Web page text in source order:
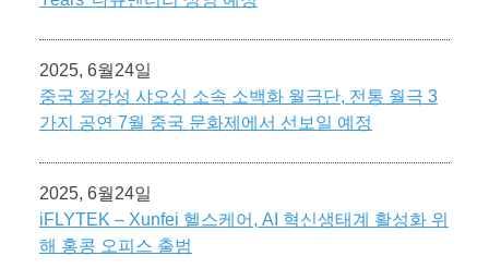
2025, 6월24일
중국 절강성 샤오싱 소속 소백화 월극단, 전통 월극 3
가지 공연 7월 중국 문화제에서 선보일 예정
2025, 6월24일
iFLYTEK – Xunfei 헬스케어, AI 혁신생태계 활성화 위
해 홍콩 오피스 출범